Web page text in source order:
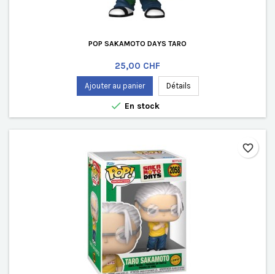
POP SAKAMOTO DAYS TARO
Prix
25,00 CHF
Ajouter au panier Détails
 En stock
favorite_border